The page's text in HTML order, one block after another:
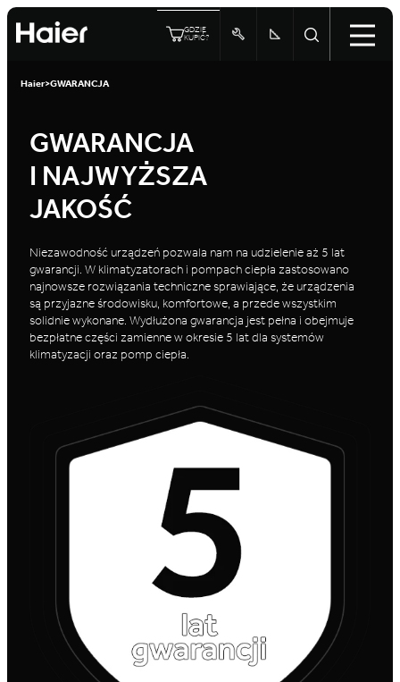
GDZIE
KUPIĆ?
Haier>GWARANCJA
GWARANCJA
I NAJWYŻSZA
JAKOŚĆ
Niezawodność urządzeń pozwala nam na udzielenie aż 5 lat
gwarancji. W klimatyzatorach i pompach ciepła zastosowano
najnowsze rozwiązania techniczne sprawiające, że urządzenia
są przyjazne środowisku, komfortowe, a przede wszystkim
solidnie wykonane. Wydłużona gwarancja jest pełna i obejmuje
bezpłatne części zamienne w okresie 5 lat dla systemów
klimatyzacji oraz pomp ciepła.